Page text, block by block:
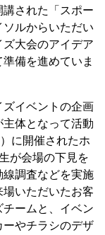
された「スポー
ルからいただい
大会のアイデア
備を進めていま
イベントの企画
主体となって活動
に開催されたホ
が会場の下見を
調査などを実施
いただいたお客
ームと、イベン
ーやチラシのデザ